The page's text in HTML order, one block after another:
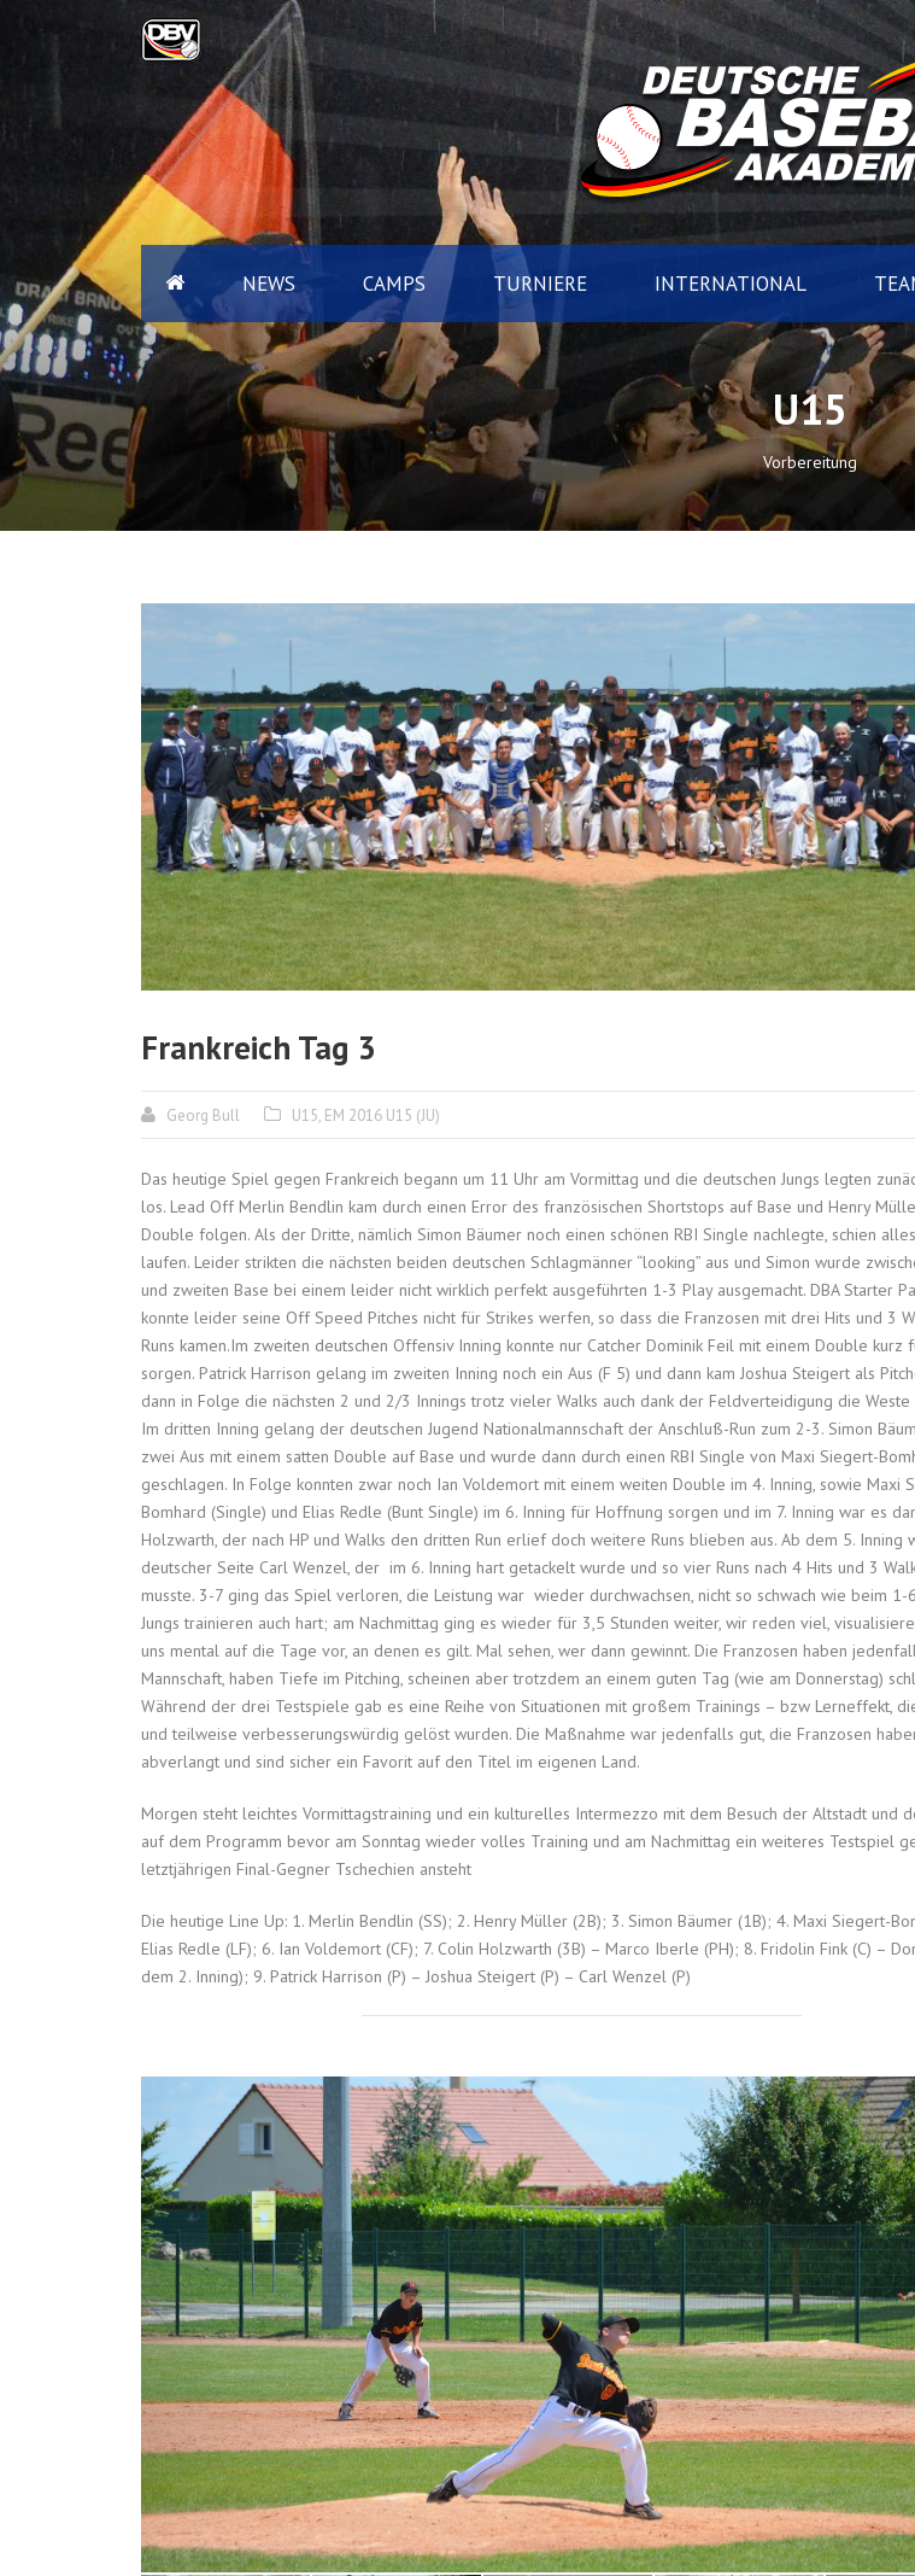
NEWS CAMPS TURNIERE INTERNATIONAL
U15
Vorbereitung
Frankreich Tag 3
Georg Bull U15, EM 2016 U15 (JU)
Das heutige Spiel gegen Frankreich begann um 11 Uhr am Vormittag und die deutschen Jungs legten
los. Lead Off Merlin Bendlin kam durch einen Error des französischen Shortstops auf Base und Henry
Double folgen. Als der Dritte, nämlich Simon Bäumer noch einen schönen RBI Single nachlegte, schien
laufen. Leider strikten die nächsten beiden deutschen Schlagmänner “looking” aus und Simon wurde
und zweiten Base bei einem leider nicht wirklich perfekt ausgeführten 1-3 Play ausgemacht. DBA Starter
konnte leider seine Off Speed Pitches nicht für Strikes werfen, so dass die Franzosen mit drei Hits und 3
Runs kamen.Im zweiten deutschen Offensiv Inning konnte nur Catcher Dominik Feil mit einem Double kurz
sorgen. Patrick Harrison gelang im zweiten Inning noch ein Aus (F 5) und dann kam Joshua Steigert als
dann in Folge die nächsten 2 und 2/3 Innings trotz vieler Walks auch dank der Feldverteidigung die Weste
Im dritten Inning gelang der deutschen Jugend Nationalmannschaft der Anschluß-Run zum 2-3. Simon
zwei Aus mit einem satten Double auf Base und wurde dann durch einen RBI Single von Maxi Siegert-
geschlagen. In Folge konnten zwar noch Ian Voldemort mit einem weiten Double im 4. Inning, sowie Maxi
Bomhard (Single) und Elias Redle (Bunt Single) im 6. Inning für Hoffnung sorgen und im 7. Inning war es
Holzwarth, der nach HP und Walks den dritten Run erlief doch weitere Runs blieben aus. Ab dem 5. Inning
deutscher Seite Carl Wenzel, der im 6. Inning hart getackelt wurde und so vier Runs nach 4 Hits und 3
musste. 3-7 ging das Spiel verloren, die Leistung war wieder durchwachsen, nicht so schwach wie beim 1-
Jungs trainieren auch hart; am Nachmittag ging es wieder für 3,5 Stunden weiter, wir reden viel,
uns mental auf die Tage vor, an denen es gilt. Mal sehen, wer dann gewinnt. Die Franzosen haben
Mannschaft, haben Tiefe im Pitching, scheinen aber trotzdem an einem guten Tag (wie am Donnerstag)
Während der drei Testspiele gab es eine Reihe von Situationen mit großem Trainings – bzw Lerneffekt,
und teilweise verbesserungswürdig gelöst wurden. Die Maßnahme war jedenfalls gut, die Franzosen
abverlangt und sind sicher ein Favorit auf den Titel im eigenen Land.
Morgen steht leichtes Vormittagstraining und ein kulturelles Intermezzo mit dem Besuch der Altstadt und
auf dem Programm bevor am Sonntag wieder volles Training und am Nachmittag ein weiteres Testspiel
letztjährigen Final-Gegner Tschechien ansteht
Die heutige Line Up: 1. Merlin Bendlin (SS); 2. Henry Müller (2B); 3. Simon Bäumer (1B); 4. Maxi Siegert-
Elias Redle (LF); 6. Ian Voldemort (CF); 7. Colin Holzwarth (3B) – Marco Iberle (PH); 8. Fridolin Fink (C) –
dem 2. Inning); 9. Patrick Harrison (P) – Joshua Steigert (P) – Carl Wenzel (P)